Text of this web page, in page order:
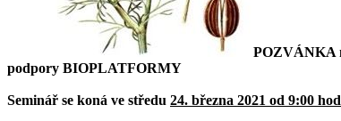
POZVÁNKA
podpory BIOPLATFORMY
Seminář se koná ve středu 24. března 2021 od 9:00